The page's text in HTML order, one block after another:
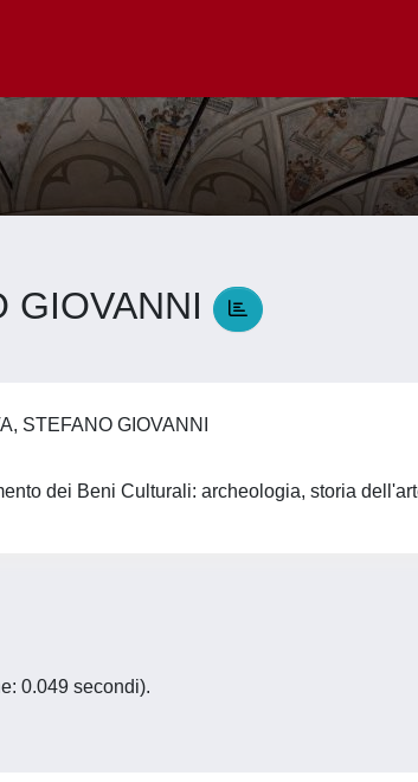
GIOVANNI
STEFANO GIOVANNI
dei Beni Culturali: archeologia, storia
0.049 secondi).